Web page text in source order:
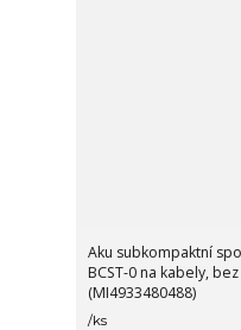
Aku subkompaktní
BCST-0 na kabely,
(MI4933480488)
/ks